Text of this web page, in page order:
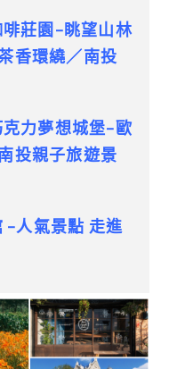
莊園–眺望山林
香環繞／南投
力夢想城堡–歐
投親子旅遊景
–人氣景點 走進